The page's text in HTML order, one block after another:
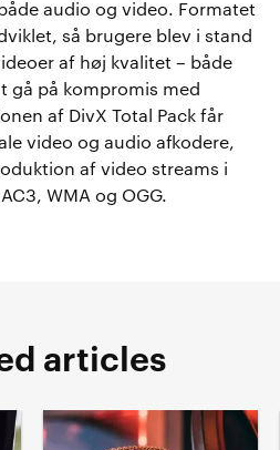
audio og video. Formatet
så brugere blev i stand
af høj kvalitet – både
gå på kompromis med
af DivX Total Pack får
video og audio afkodere,
af video streams i
WMA og OGG.
articles